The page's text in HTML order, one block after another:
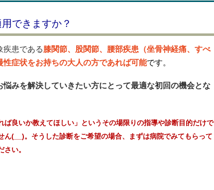
できますか？
疾患である膝関節、股関節、腰部疾患（坐骨神経痛、すべ
性症状をお持ちの大人の方であれば可能です。
悩みを解決していきたい方にとって最適な初回の機会とな
良いか教えてほしい」というその場限りの指導や診断目的だけで
ん(__)。そうした診断をご希望の場合、まずは病院でみてもらって
い。